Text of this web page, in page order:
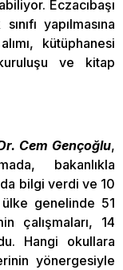
Eczacıbaşı
yapılmasına
kütüphanesi
ve kitap
Cem Gençoğlu,
bakanlıkla
bilgi verdi ve 10
genelinde 51
çalışmaları, 14
Hangi okullara
yönergesiyle